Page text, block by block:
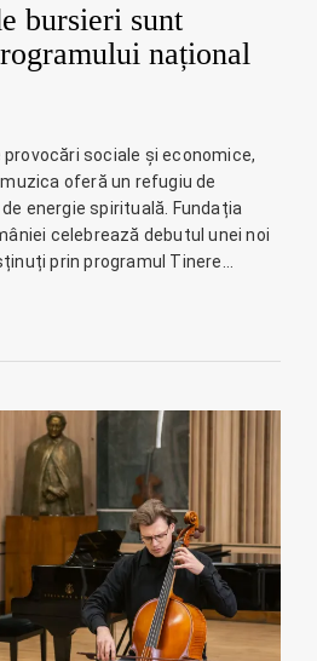
bursieri sunt
național
sociale și economice,
oferă un refugiu de
energie spirituală. Fundația
celebrează debutul unei noi
prin programul Tinere…